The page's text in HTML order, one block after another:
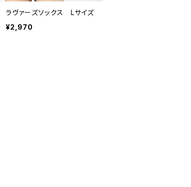
ラヴァーズソックス Lサイズ
¥2,970